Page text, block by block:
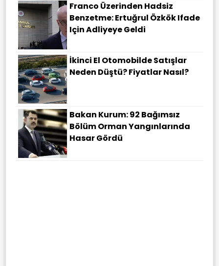
Franco Üzerinden Hadsiz
Benzetme: Ertuğrul Özkök Ifade
Için Adliyeye Geldi
İkinci El Otomobilde Satışlar
Neden Düştü? Fiyatlar Nasıl?
Bakan Kurum: 92 Bağımsız
Bölüm Orman Yangınlarında
Hasar Gördü